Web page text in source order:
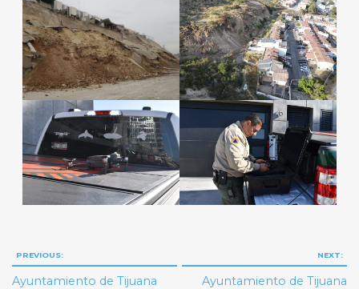
Navegación
de
PREVIOUS:
Ayuntamiento de Tijuana
NEXT:
Ayuntamiento de Tijuana